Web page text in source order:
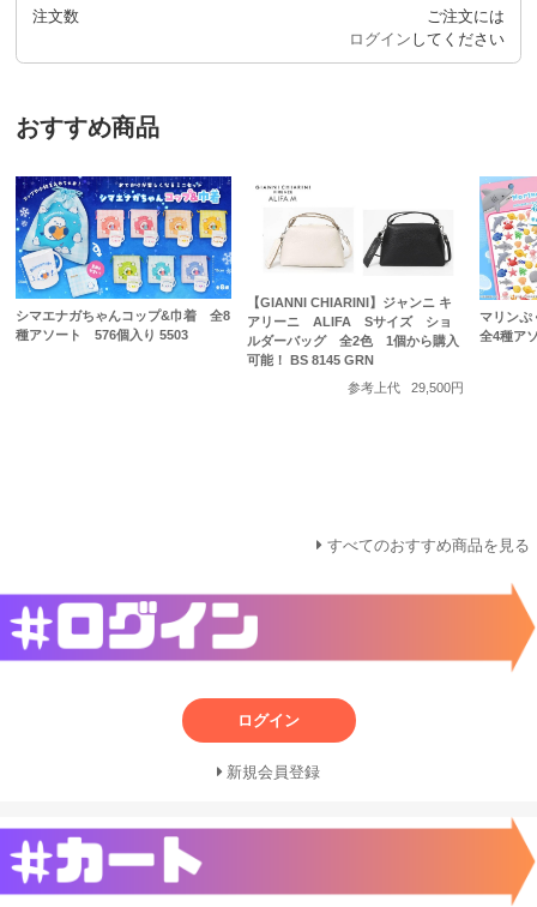
注文数
ご注文には
ログイン してください
おすすめ商品
シマエナガちゃんコップ&巾着 全8
種アソート 576個入り 5503
【GIANNI CHIARINI】ジャンニ キ
アリーニ ALIFA Sサイズ ショ
ルダーバッグ 全2色 1個から購入
可能！ BS 8145 GRN
参考上代
29,500円
マリン
全4種ア
すべてのおすすめ商品を見る
ログイン
新規会員登録